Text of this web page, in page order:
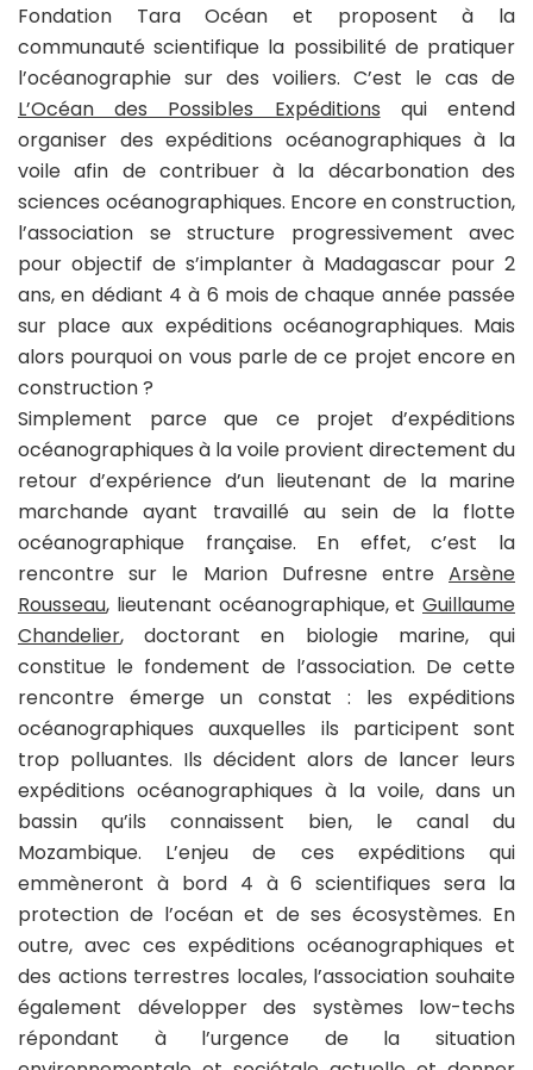
Fondation Tara Océan et proposent à la
communauté scientifique la possibilité de pratiquer
l’océanographie sur des voiliers. C’est le cas de
L’Océan des Possibles Expéditions qui entend
organiser des expéditions océanographiques à la
voile afin de contribuer à la décarbonation des
sciences océanographiques. Encore en construction,
l’association se structure progressivement avec
pour objectif de s’implanter à Madagascar pour 2
ans, en dédiant 4 à 6 mois de chaque année passée
sur place aux expéditions océanographiques. Mais
alors pourquoi on vous parle de ce projet encore en
construction ?
Simplement parce que ce projet d’expéditions
océanographiques à la voile provient directement du
retour d’expérience d’un lieutenant de la marine
marchande ayant travaillé au sein de la flotte
océanographique française. En effet, c’est la
rencontre sur le Marion Dufresne entre Arsène
Rousseau, lieutenant océanographique, et Guillaume
Chandelier, doctorant en biologie marine, qui
constitue le fondement de l’association. De cette
rencontre émerge un constat : les expéditions
océanographiques auxquelles ils participent sont
trop polluantes. Ils décident alors de lancer leurs
expéditions océanographiques à la voile, dans un
bassin qu’ils connaissent bien, le canal du
Mozambique. L’enjeu de ces expéditions qui
emmèneront à bord 4 à 6 scientifiques sera la
protection de l’océan et de ses écosystèmes. En
outre, avec ces expéditions océanographiques et
des actions terrestres locales, l’association souhaite
également développer des systèmes low-techs
répondant à l’urgence de la situation